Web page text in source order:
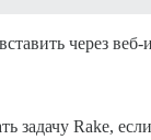
через веб-
задачу Rake,